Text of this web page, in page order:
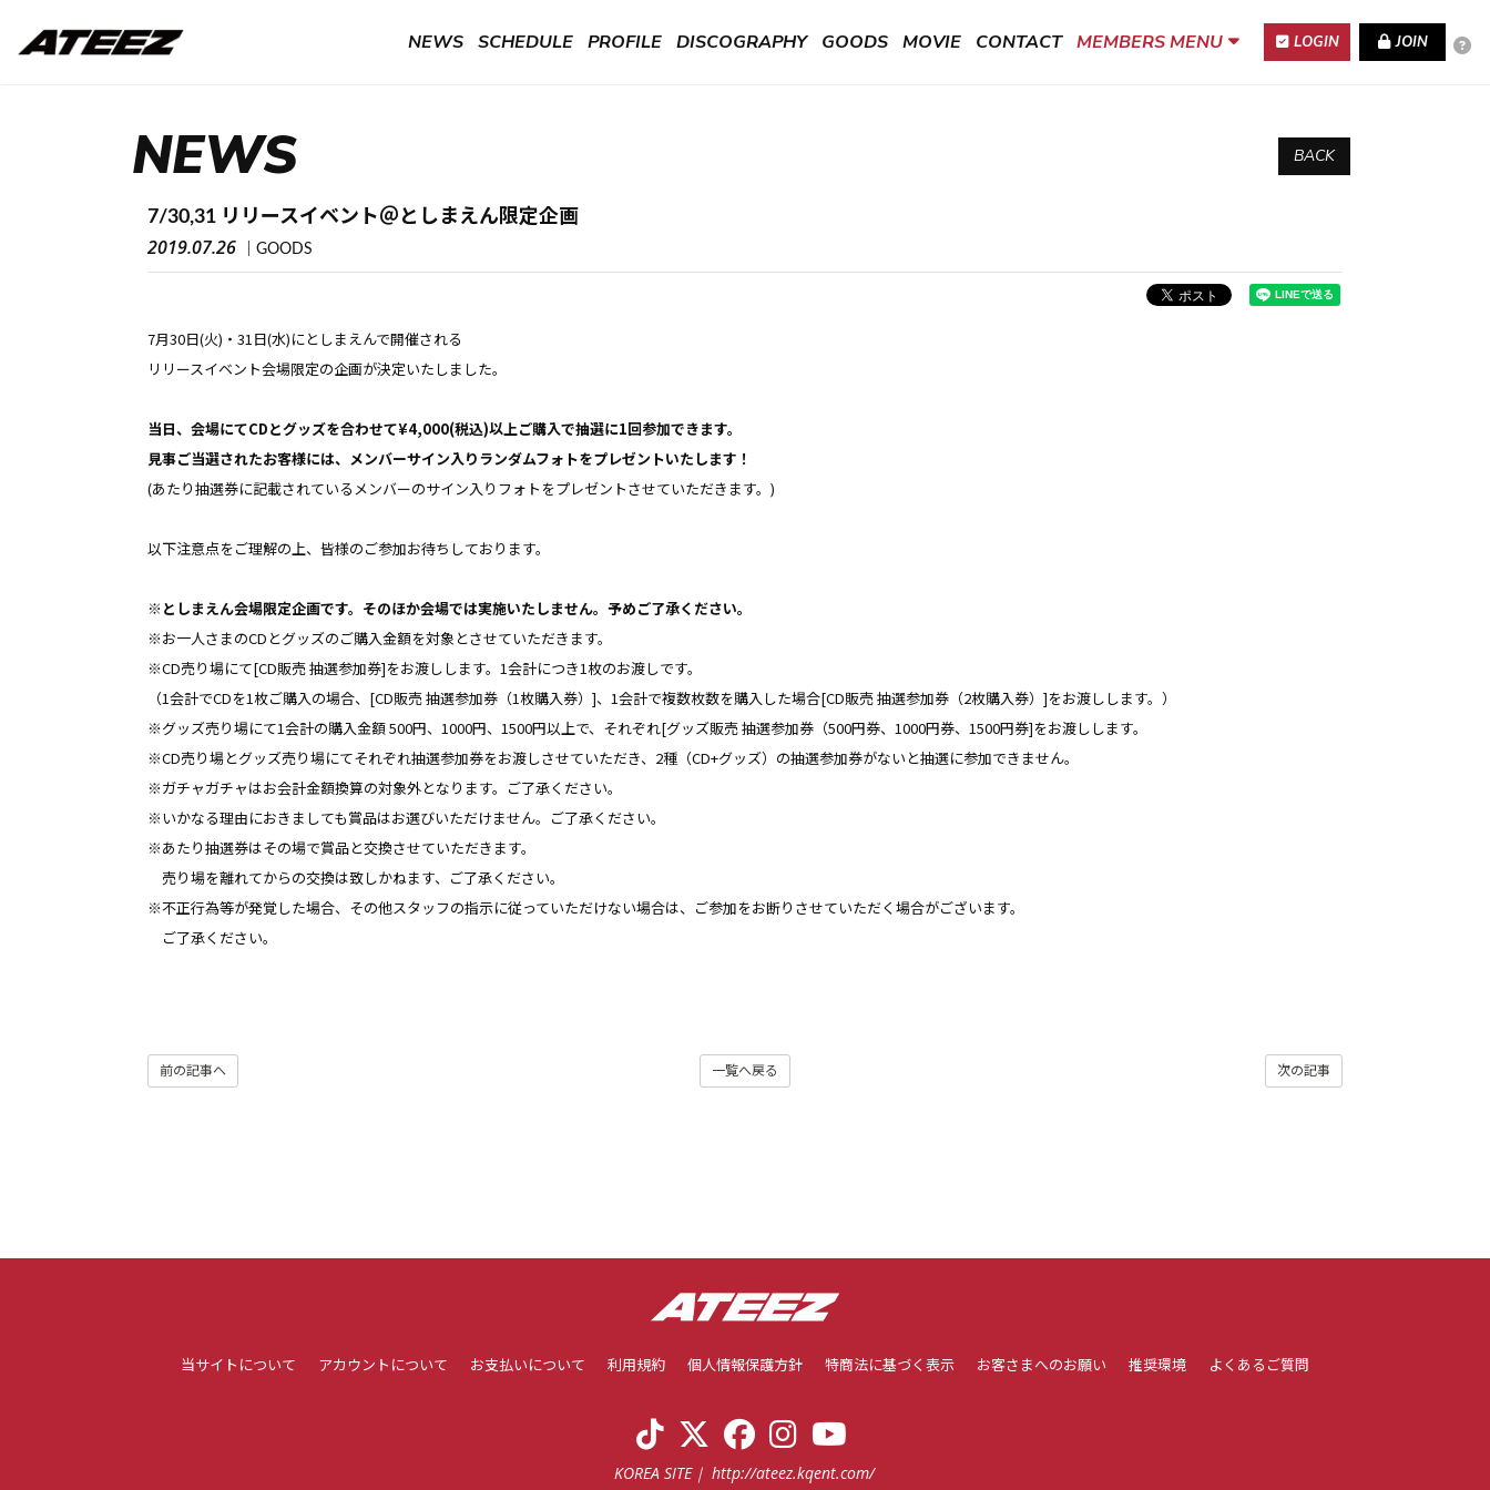
NEWS SCHEDULE PROFILE DISCOGRAPHY GOODS MOVIE CONTACT MEMBERS MENU LOGIN JOIN
NEWS BACK
7/30,31 リリースイベント＠としまえん限定企画
2019.07.26 GOODS
7月30日(火)・31日(水)にとしまえんで開催される
リリースイベント会場限定の企画が決定いたしました。
当日、会場にてCDとグッズを合わせて¥4,000(税込)以上ご購入で抽選に1回参加できます。
見事ご当選されたお客様には、メンバーサイン入りランダムフォトをプレゼントいたします！
(あたり抽選券に記載されているメンバーのサイン入りフォトをプレゼントさせていただきます。)
以下注意点をご理解の上、皆様のご参加お待ちしております。
※としまえん会場限定企画です。そのほか会場では実施いたしません。予めご了承ください。
※お一人さまのCDとグッズのご購入金額を対象とさせていただきます。
※CD売り場にて[CD販売 抽選参加券]をお渡しします。1会計につき1枚のお渡しです。
（1会計でCDを1枚ご購入の場合、[CD販売 抽選参加券（1枚購入券）]、1会計で複数枚数を購入した場合[CD販売 抽選参加券（2枚購入券）]をお渡しします。）
※グッズ売り場にて1会計の購入金額 500円、1000円、1500円以上で、それぞれ[グッズ販売 抽選参加券（500円券、1000円券、1500円券]をお渡しします。
※CD売り場とグッズ売り場にてそれぞれ抽選参加券をお渡しさせていただき、2種（CD+グッズ）の抽選参加券がないと抽選に参加できません。
※ガチャガチャはお会計金額換算の対象外となります。ご了承ください。
※いかなる理由におきましても賞品はお選びいただけません。ご了承ください。
※あたり抽選券はその場で賞品と交換させていただきます。
売り場を離れてからの交換は致しかねます、ご了承ください。
※不正行為等が発覚した場合、その他スタッフの指示に従っていただけない場合は、ご参加をお断りさせていただく場合がございます。
ご了承ください。
次の記事
一覧へ戻る
前の記事へ
当サイトについて アカウントについて お支払いについて 利用規約 個人情報保護方針 特商法に基づく表示 お客さまへのお願い 推奨環境 よくあるご質問
KOREA SITE http://ateez.kqent.com/